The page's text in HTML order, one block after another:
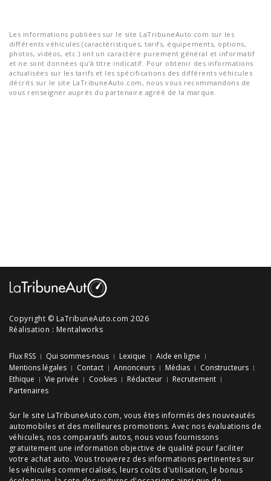
Les informations publiées sur le site LaTribuneAuto.com sur les
différents véhicules (caractéristiques, tarifs, équipements, options,
photos, vidéos, etc.) ont un caractère purement général et informatif
et ne sont données qu'à titre indicatif. Pour obtenir des informations
actualisées sur les tarifs et les spécifications des différents véhicules
décrits sur le site LaTribuneAuto.com, nous vous recommandons de
vous renseigner auprès du partenaire agréé de la marque.
Copyright © LaTribuneAuto.com 2026
Réalisation : Mentalworks
Flux RSS Qui sommes-nous Lexique
Aide en ligne
Mentions légales
Contact Annonceurs Médias
Constructeurs
Ethique
Vie privée Cookies Rédacteur
Recrutement
Partenaires
Sur le site LaTribuneAuto.com, vous êtes informés des nouveautés
automobiles et des meilleures promotions. Avec nos évaluations de
véhicules, nos comparatifs autos, nous vous fournissons
gratuitement une information objective de qualité pour faciliter
votre achat auto. Vous trouverez des informations pertinentes sur
les véhicules commercialisés, leurs coûts d'utilisation, le bonus